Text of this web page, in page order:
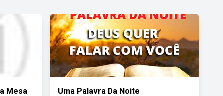
Mesa Uma Palavra Da Noite